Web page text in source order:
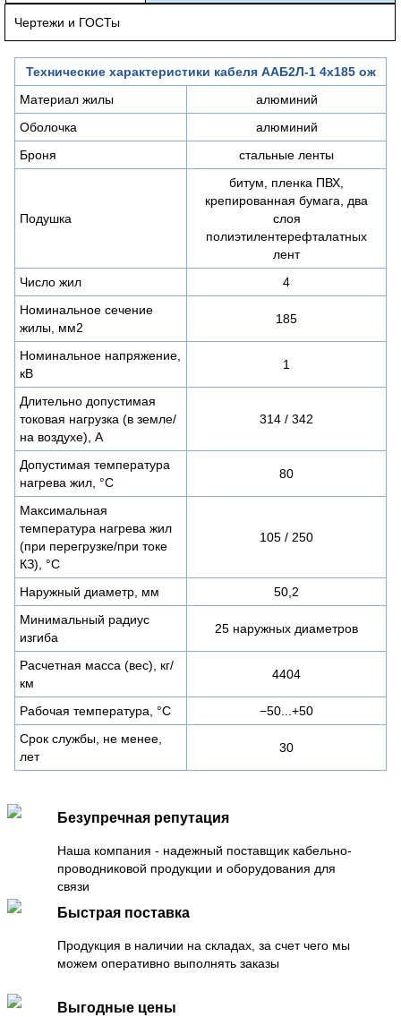
Чертежи и ГОСТы
Технические характеристики кабеля ААБ2Л-1 4х185 ож
Материал жилы
алюминий
Оболочка
алюминий
Броня
стальные ленты
Подушка
битум, пленка ПВХ,
крепированная бумага, два
слоя
полиэтилентерефталатных
лент
Число жил
4
Номинальное сечение
жилы, мм2
185
Номинальное напряжение,
кВ
1
Длительно допустимая
токовая нагрузка (в земле/
на воздухе), А
314 / 342
Допустимая температура
нагрева жил, °C
80
Максимальная
температура нагрева жил
(при перегрузке/при токе
КЗ), °C
105 / 250
Наружный диаметр, мм
50,2
Минимальный радиус
изгиба
25 наружных диаметров
Расчетная масса (вес), кг/
км
4404
Рабочая температура, °C
−50...+50
Срок службы, не менее,
лет
30
Безупречная репутация
Наша компания - надежный поставщик кабельно-
проводниковой продукции и оборудования для
связи
Быстрая поставка
Продукция в наличии на складах, за счет чего мы
можем оперативно выполнять заказы
Выгодные цены